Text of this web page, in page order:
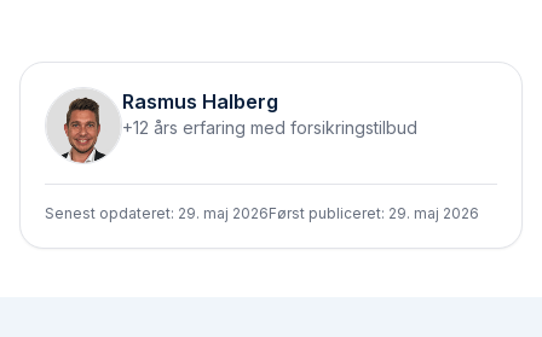
Rasmus Halberg
+12 års erfaring med forsikringstilbud
Senest opdateret: 29. maj 2026Først publiceret: 29. maj 2026